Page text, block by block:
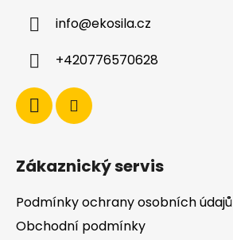
info@ekosila.cz
+420776570628
Zákaznický servis
Podmínky ochrany osobních údajů
Obchodní podmínky